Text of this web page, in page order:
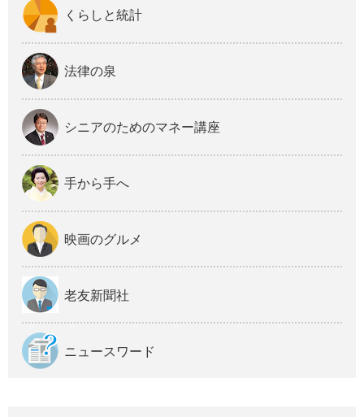
くらしと統計
法律の泉
シニアのためのマネー講座
手から手へ
映画のグルメ
老友新聞社
ニュースワード